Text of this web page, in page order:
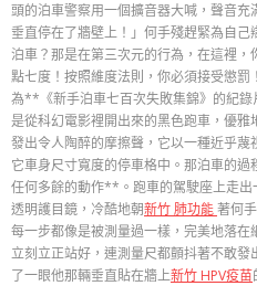
頭的泊車警察用一個擴音器大喊，聲音
垂直停在了牆壁上！」何手殘趕緊為自
泊車？那是在第三次元的行為，在這裡
點七度！按照維度法則，你必須接受懲
為**《新手泊車七百次失敗集錦》的紀
是從科幻電影裡開出來的黑色跑車，優
發出令人陶醉的摩擦聲，它以一種近乎
它車身尺寸寬度的停車格中。那泊車的
任何多餘的動作**。跑車的駕駛座上走出
透明護目鏡，冷酷地朝新竹 肺功能著何
每一步都像是被測量過一樣，完美地落
立刻立正站好，連測量尺都顫抖著不敢
了一眼他那輛垂直貼在牆上新竹 HPV疫苗